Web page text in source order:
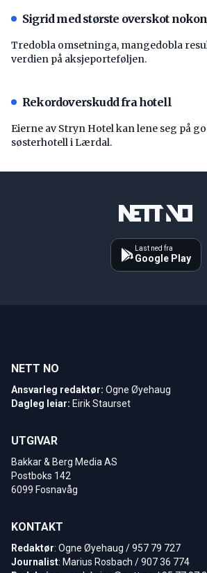
Sigrid med største overskot
Tredobla omsetninga, mangedobla
verdien på aksjeporteføljen.
Rekordoverskudd fra hotell
Eierne av Stryn Hotel kan lene seg på
søsterhotell i Lærdal.
Last ned fra
Google Play
NETT NO
Ansvarleg redaktør: Ogne Øyehaug
Dagleg leiar: Eirik Staurset
UTGIVAR
Bakkar & Berg Media AS
Postboks 142
6099 Fosnavåg
KONTAKT
Redaktør: Ogne Øyehaug / 957 79 727
Journalist: Marius Rosbach / 907 36 774